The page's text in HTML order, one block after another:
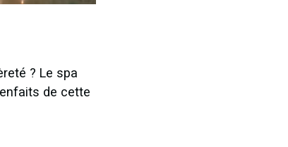
? Le spa
de cette